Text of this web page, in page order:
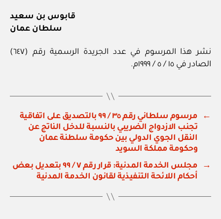
قابوس بن سعيد
سلطان عمان
نشر هذا المرسوم في عدد الجريدة الرسمية رقم (٦٤٧)
الصادر في ١٥ / ٥ / ١٩٩٩م.
←
مرسوم سلطاني رقم ٣٥ / ٩٩ بالتصديق على اتفاقية
تجنب الازدواج الضريبي بالنسبة للدخل الناتج عن
النقل الجوي الدولي بين حكومة سلطنة عمان
وحكومة مملكة السويد
→
مجلس الخدمة المدنية: قرار رقم ٧ / ٩٩ بتعديل بعض
أحكام اللائحة التنفيذية لقانون الخدمة المدنية